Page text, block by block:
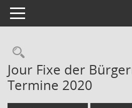
Toggle navigation
Rechercheauswahl
Jour Fixe der
Termine 2020